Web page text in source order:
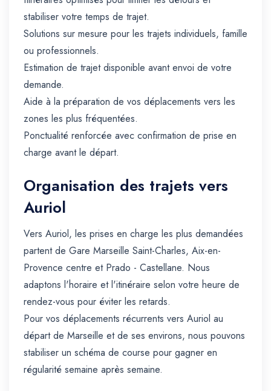
stabiliser votre temps de trajet.
Solutions sur mesure pour les trajets individuels, famille
ou professionnels.
Estimation de trajet disponible avant envoi de votre
demande.
Aide à la préparation de vos déplacements vers les
zones les plus fréquentées.
Ponctualité renforcée avec confirmation de prise en
charge avant le départ.
Organisation des trajets vers
Auriol
Vers Auriol, les prises en charge les plus demandées
partent de Gare Marseille Saint-Charles, Aix-en-
Provence centre et Prado - Castellane. Nous
adaptons l'horaire et l'itinéraire selon votre heure de
rendez-vous pour éviter les retards.
Pour vos déplacements récurrents vers Auriol au
départ de Marseille et de ses environs, nous pouvons
stabiliser un schéma de course pour gagner en
régularité semaine après semaine.